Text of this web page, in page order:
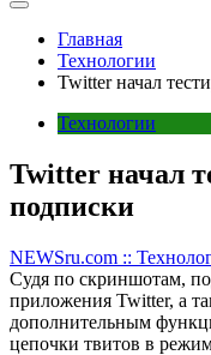
Главная
Технологии
Twitter начал
Технологии
Twitter начал
подписки
NEWSru.com ::
Судя по скриншотам,
приложения Twitter, а
дополнительным
цепочки твитов в